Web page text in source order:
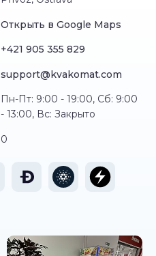
Открыть в Google Maps
+421 905 355 829
support@kvakomat.com
Пн-Пт: 9:00 - 19:00, Сб: 9:00
- 13:00, Вс: Закрыто
0